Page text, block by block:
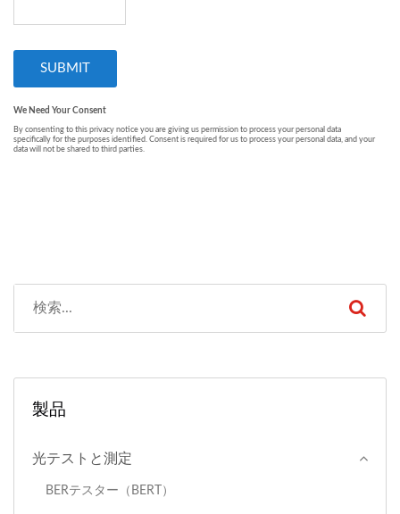
製品
光テストと測定
BERテスター（BERT）